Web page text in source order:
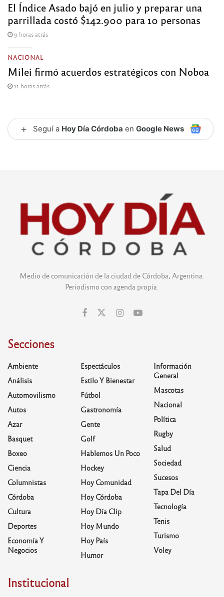
El Índice Asado bajó en julio y preparar una
parrillada costó $142.900 para 10 personas
9 horas atrás
NACIONAL
Milei firmó acuerdos estratégicos con Noboa
11 horas atrás
+ Seguí a Hoy Día Córdoba en Google News
Medio de comunicación de la ciudad de Córdoba, Argentina.
Periodismo con agenda propia.
Secciones
Ambiente
Análisis
Automovilismo
Autos
Azar
Basquet
Boxeo
Ciencia
Columnistas
Córdoba
Cultura
Deportes
Economía Y
Negocios
Espectáculos
Estilo Y Bienestar
Fútbol
Gastronomía
Gente
Golf
Hablemos Un Poco
Hockey
Hoy Comunidad
Hoy Córdoba
Hoy Día Clip
Hoy Mundo
Hoy País
Humor
Información
General
Mascotas
Nacional
Política
Rugby
Salud
Sociedad
Sucesos
Tapa Del Día
Tecnología
Tenis
Turismo
Voley
Institucional